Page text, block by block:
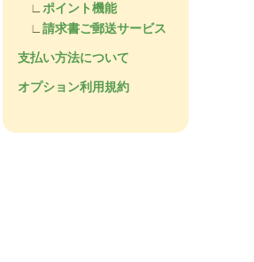
∟ ポイント機能
∟ 請求書ご郵送サービス
支払い方法について
オプション利用規約